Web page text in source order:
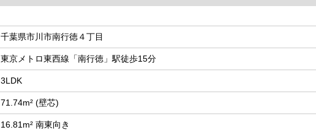
千葉県市川市南行徳４丁目
東京メトロ東西線「南行徳」駅徒歩15分
3LDK
71.74m² (壁芯)
16.81m² 南東向き